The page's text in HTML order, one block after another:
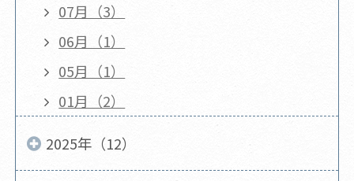
07月（3）
06月（1）
05月（1）
01月（2）
2025年（12）